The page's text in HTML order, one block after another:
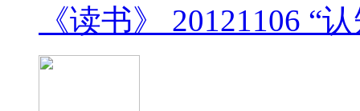
《读书》 20121106 “